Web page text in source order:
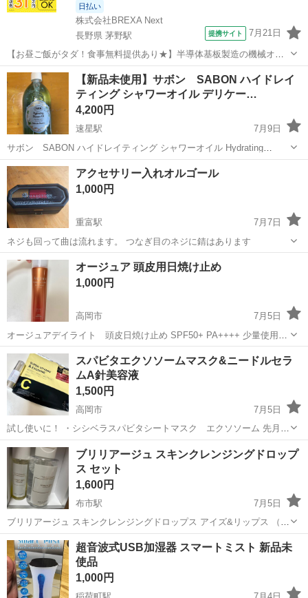
日払い
株式会社BREXA Next
長野県 茅野駅
提携サイト 7月21日
【お昼ご飯がタダ！食事無料提供あり★】半導体基板製造の機械オペ
レーターや検査作業！未経験活躍中★カップル＆友達同士の応募OK！
赴任旅費会社負担★嬉しい無料送迎◎正社員登用制度あり！マイカー
通勤OK！無料駐車場完備！《長野県茅...
長野 茅野市 茅野駅 その他
【新品未使用】サボン SABON ハイドレイ
ティング シャワーオイル デリケー…
4,200円
速星駅
7月9日
サボン SABON ハイドレイティング シャワーオイル Hydrating
Shower Oil デリケートジャスミン 容量→500ml 原産国→フランス 新
品未使用です。 受け渡しは平日お昼〜夕方、 場所は公園で直...
富山 富山市 速星駅 ボディケア サボン
アクセサリー入れオルゴール
1,000円
重富駅
7月7日
ネジも回って曲は流れます。 つなぎ目のネジに錆はあります
富山 小矢部市 その他
オージュア 頭皮用日焼け止め
1,000円
高岡市
7月5日
オージュアデイライト 頭皮日焼け止め SPF50+ PA++++ 少量使用し
ました。 他にも化粧品、スキンケア等出品してます😌 楽天ペイ、
PayPayの決済でも大丈夫です🙆‍♀️
富山 高岡市 ヘアケア
スパビタエクソソームマスク&ニードルセラ
ムA針美容液
1,500円
高岡市
7月5日
試し使いに！ ・シシベラスパビタシートマスク エクソソーム 先月開
封済みで、見た感じ15枚ほどは残ってると思います。 ・ニードルセラ
ムA 針美容液 詳しい残量分からないですが、 残量2割〜3割だと思いま
す。 他にも化...
富山 高岡市 スキンケア
ブリリアージュ スキンクレンジングドロップ
ス セット
1,600円
布市駅
7月5日
ブリリアージュ スキンクレンジングドロップス アイズ&リップス （ポ
イントメイクリムーバー） 150ml ¥2,750 ※未使用 ブリリアージュ ス
キンクレンジングドロップス （クレンジングウォータ...
富山 富山市 布市駅 スキンケア セット
超音波式USB加湿器 スマートミスト 新品未
使品
1,000円